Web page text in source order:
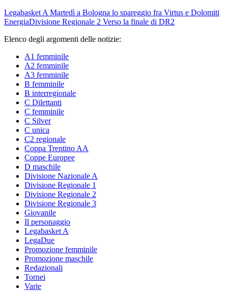
Legabasket A Martedì a Bologna lo spareggio fra Virtus e Dolomiti
EnergiaDivisione Regionale 2 Verso la finale di DR2
Elenco degli argomenti delle notizie:
A1 femminile
A2 femminile
A3 femminile
B femminile
B interregionale
C Dilettanti
C femminile
C Silver
C unica
C2 regionale
Coppa Trentino AA
Coppe Europee
D maschile
Divisione Nazionale A
Divisione Regionale 1
Divisione Regionale 2
Divisione Regionale 3
Giovanile
Il personaggio
Legabasket A
LegaDue
Promozione femminile
Promozione maschile
Redazionali
Tornei
Varie